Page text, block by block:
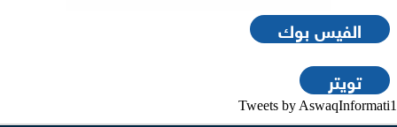
الفيس بوك
تويتر
Tweets by AswaqInformati1